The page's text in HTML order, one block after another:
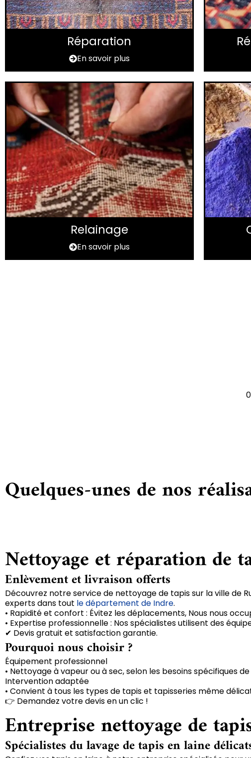
Réparation
En savoir plus
Relainage
En savoir plus
Quelques-unes de nos
Nettoyage et réparation de
Enlèvement et livraison offerts
Découvrez notre service de nettoyage de tapis sur la ville de
experts dans tout le département de Indre.
• Rapidité et confort : Évitez les déplacements, Nous nous
• Expertise professionnelle : Nos spécialistes utilisent des
✔ Devis gratuit et satisfaction garantie.
Pourquoi nous choisir ?
Équipement professionnel
• Nettoyage à vapeur ou à sec, selon les besoins spécifiques
Intervention adaptée
• Convient à tous les types de tapis et tapisseries même
👉 Demandez votre devis en un clic !
Entreprise nettoyage de
Spécialistes du lavage de tapis en laine